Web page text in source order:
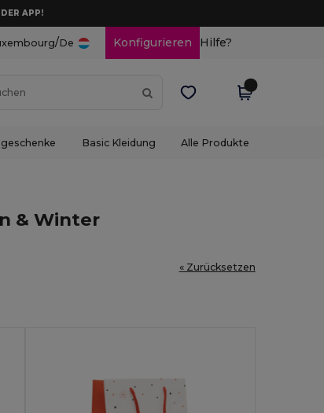
APP!
/De Konfigurieren Hilfe?
Basic Kleidung Alle Produkte
& Winter
« Zurücksetzen